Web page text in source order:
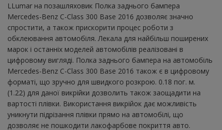
LLumar на позашляховик Полка заднього бампера
Mercedes-Benz C-Class 300 Base 2016 дозволяє значно
спростити, а також прискорити процес роботи з
обклеювання автомобіля. Лекала для найбільш поширених
марок і останніх моделей автомобілів реалізовані в
цифровому вигляді. Полка заднього бампера на автомобіль
Mercedes-Benz C-Class 300 Base 2016 також є в цифровому
форматі, що зручно для швидкого розкрою. 0.18 пог. м.
(1.22) для даної викрійки дозволить також заощадити на
вартості плівки. Використання викрійок дає можливість
уникнути підрізання плівки прямо на автомобілі, що
дозволяє не пошкодити лакофарбове покриття авто.